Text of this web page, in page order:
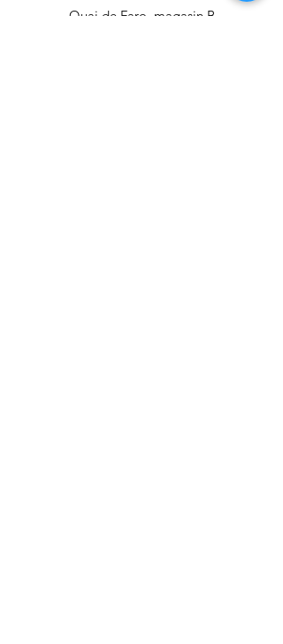
Quai de Faro, magasin B